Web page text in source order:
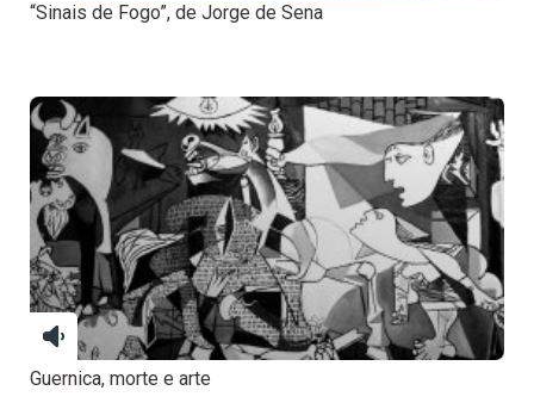
“Sinais de Fogo”, de Jorge de Sena
Guernica, morte e arte